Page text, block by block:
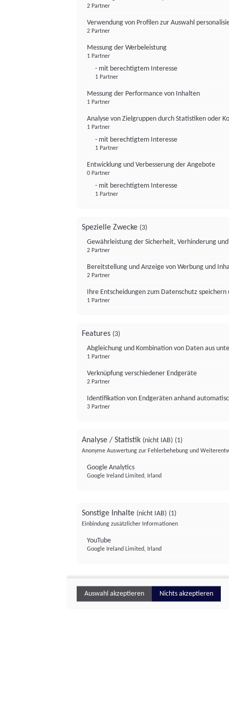
2 Partner
Verwendung von Profilen zur Auswahl
2 Partner
Messung der Werbeleistung
1 Partner
- mit berechtigtem Interesse
1 Partner
Messung der Performance von Inhalten
1 Partner
Analyse von Zielgruppen durch Statistiken oder
1 Partner
- mit berechtigtem Interesse
1 Partner
Entwicklung und Verbesserung der Angebote
0 Partner
- mit berechtigtem Interesse
1 Partner
Spezielle Zwecke (3)
Gewährleistung der Sicherheit, Verhinderung
2 Partner
Bereitstellung und Anzeige von Werbung und
2 Partner
Ihre Entscheidungen zum Datenschutz
1 Partner
Features (3)
Abgleichung und Kombination von Daten aus
1 Partner
Verknüpfung verschiedener Endgeräte
2 Partner
Identifikation von Endgeräten anhand
3 Partner
Analyse / Statistik (nicht IAB) (1)
Anonyme Auswertung zur Fehlerbehebung und
Google Analytics
Google Ireland Limited, Irland
Sonstige Inhalte (nicht IAB) (1)
Einbindung zusätzlicher Informationen
YouTube
Google Ireland Limited, Irland
Auswahl akzeptieren Nichts akzeptieren